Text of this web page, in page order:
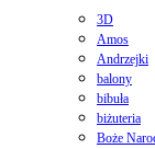
3D
Amos
Andrzejki
balony
bibuła
biżuteria
Boże